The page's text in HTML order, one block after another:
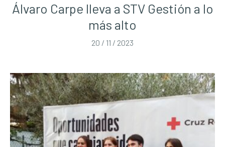
Álvaro Carpe lleva a STV Gestión a lo
más alto
20 / 11 / 2023